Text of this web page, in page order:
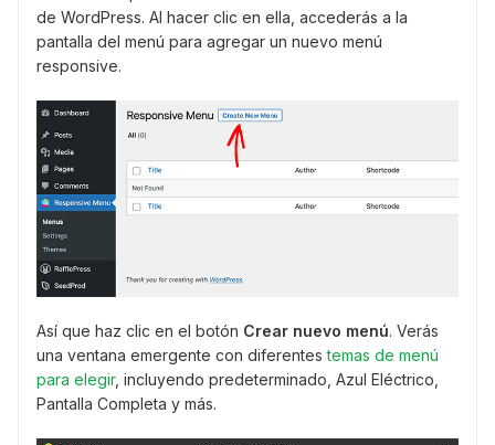
de WordPress. Al hacer clic en ella, accederás a la
pantalla del menú para agregar un nuevo menú
responsive.
Así que haz clic en el botón Crear nuevo menú. Verás
una ventana emergente con diferentestemas de menú
para elegir, incluyendo predeterminado, Azul Eléctrico,
Pantalla Completa y más.